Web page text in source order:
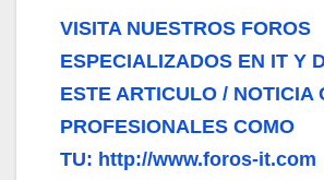
VISITA NUESTROS FOROS
ESPECIALIZADOS EN IT Y
ESTE ARTICULO / NOTICIA
PROFESIONALES COMO
TU: http://www.foros-it.com